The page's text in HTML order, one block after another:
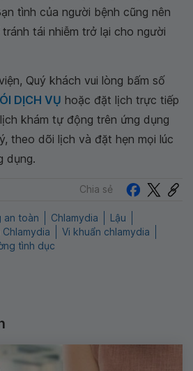
tình của người bệnh cũng nên
tái nhiễm trở lại cho người
Quý khách vui lòng bấm số
DỊCH VỤ hoặc đặt lịch trực tiếp
khám tự động trên ứng dụng
theo dõi lịch và đặt hẹn mọi lúc
dụng.
Chia sẻ
an toàn Chlamydia
Lậu
Vi khuẩn chlamydia
tình dục